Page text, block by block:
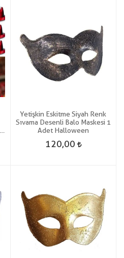
Yetişkin Eskitme Siyah Renk
Sıvama Desenli Balo Maskesi 1
Adet Halloween
120,00